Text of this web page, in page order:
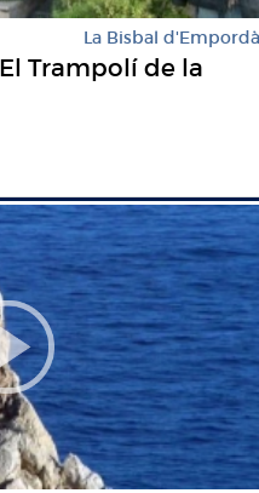
La Bisbal d'Empordà
Trampolí de la